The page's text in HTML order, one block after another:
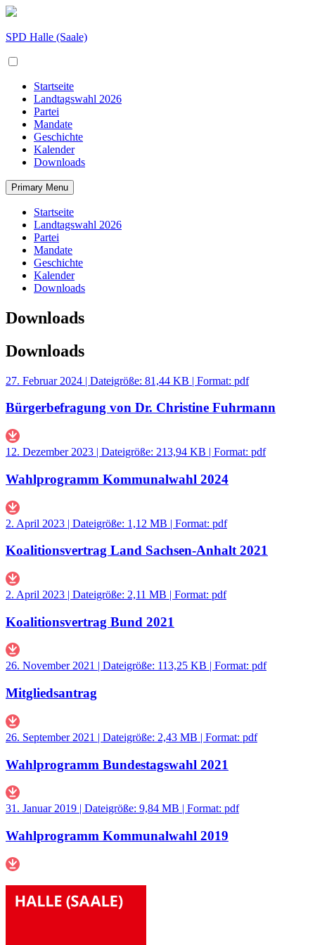
Skip
content
SPD Halle (Saale)
Startseite
Landtagswahl 2026
Partei
Mandate
Geschichte
Kalender
Downloads
Primary Menu
Startseite
Landtagswahl 2026
Partei
Mandate
Geschichte
Kalender
Downloads
Downloads
Downloads
27. Februar 2024 | Dateigröße: 81,44 KB | Format: pdf
Bürgerbefragung von Dr. Christine Fuhrmann
12. Dezember 2023 | Dateigröße: 213,94 KB | Format: pdf
Wahlprogramm Kommunalwahl 2024
2. April 2023 | Dateigröße: 1,12 MB | Format: pdf
Koalitionsvertrag Land Sachsen-Anhalt 2021
2. April 2023 | Dateigröße: 2,11 MB | Format: pdf
Koalitionsvertrag Bund 2021
26. November 2021 | Dateigröße: 113,25 KB | Format: pdf
Mitgliedsantrag
26. September 2021 | Dateigröße: 2,43 MB | Format: pdf
Wahlprogramm Bundestagswahl 2021
31. Januar 2019 | Dateigröße: 9,84 MB | Format: pdf
Wahlprogramm Kommunalwahl 2019